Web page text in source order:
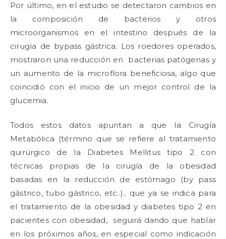
Por último, en el estudio se detectaron cambios en
la composición de bacterios y otros
microorganismos en el intestino después de la
cirugía de bypass gástrica. Los roedores operados,
mostraron una reducción en bacterias patógenas y
un aumento de la microflora beneficiosa, algo que
coincidió con el inicio de un mejor control de la
glucemia.
Todos estos datos apuntan a que la Cirugía
Metabólica (término que se refiere al tratamiento
quirúrgico de la Diabetes Mellitus tipo 2 con
técnicas propias de la cirugía de la obesidad
basadas en la reducción de estómago (by pass
gástrico, tubo gástrico, etc..).. que ya se indica para
el tratamiento de la obesidad y diabetes tipo 2 en
pacientes con obesidad, seguirá dando que hablar
en los próximos años, en especial como indicación